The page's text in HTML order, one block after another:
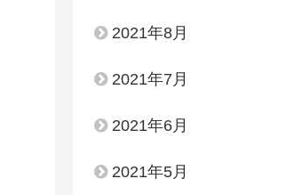
2021年8月
2021年7月
2021年6月
2021年5月